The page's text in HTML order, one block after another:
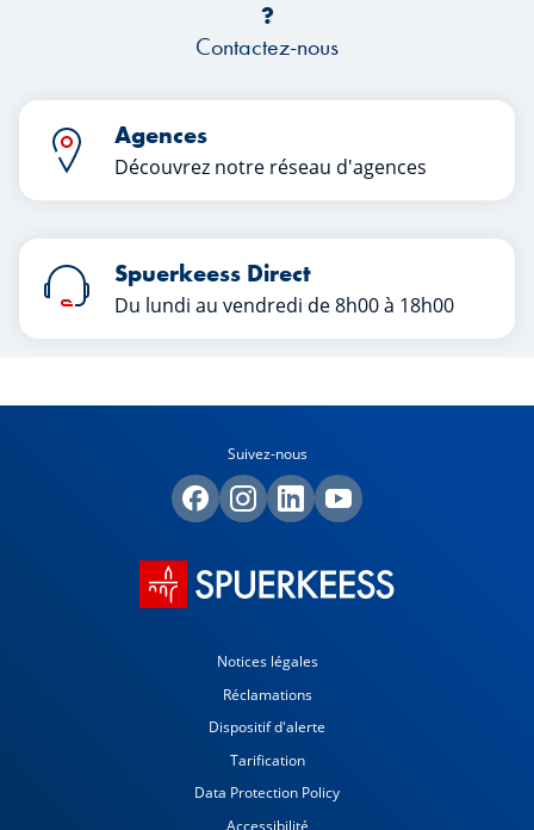
?
Contactez-nous
Agences
Découvrez notre réseau d'agences
Spuerkeess Direct
Du lundi au vendredi de 8h00 à 18h00
Suivez-nous
Notices légales
Réclamations
Dispositif d'alerte
Tarification
Data Protection Policy
Accessibilité